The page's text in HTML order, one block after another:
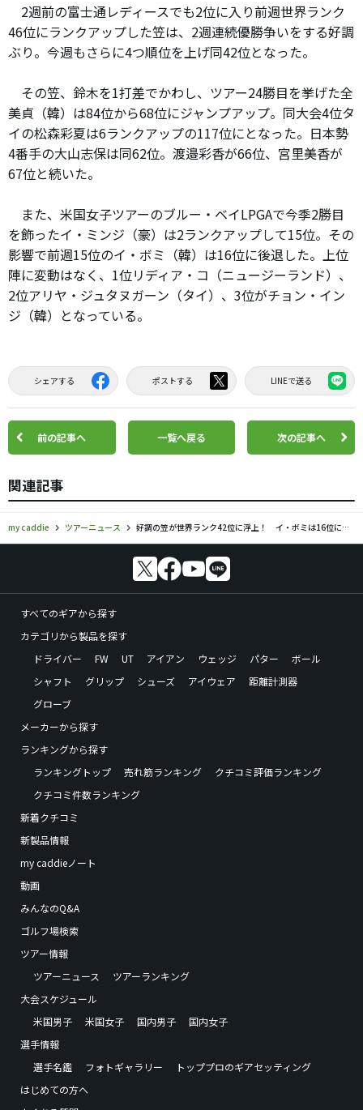
2週前の富士通レディースでも2位に入り前週世界ランク
46位にランクアップした笠は、2週連続優勝争いをする好調
ぶり。今週もさらに4つ順位を上げ同42位となった。
その笠、鈴木を1打差でかわし、ツアー24勝目を挙げた全
美貞（韓）は84位から68位にジャンプアップ。同大会4位タ
イの松森彩夏は6ランクアップの117位にとなった。日本勢
4番手の大山志保は同62位。渡邉彩香が66位、宮里美香が
67位と続いた。
また、米国女子ツアーのブルー・ベイLPGAで今季2勝目
を飾ったイ・ミンジ（豪）は2ランクアップして15位。その
影響で前週15位のイ・ボミ（韓）は16位に後退した。上位
陣に変動はなく、1位リディア・コ（ニュージーランド）、
2位アリヤ・ジュタヌガーン（タイ）、3位がチョン・イン
ジ（韓）となっている。
シェアする ポストする LINEで送る
前の記事へ 一覧へ戻る 次の記事へ
関連記事
my caddie ツアーニュース 好調の笠が世界ランク42位に浮上！ イ・ボミは16位に後退
すべてのギアから探す
カテゴリから製品を探す
ドライバー
FW UT アイアン ウェッジ パター
ボール
シャフト
グリップ シューズ アイウェア
距離計測器
グローブ
メーカーから探す
ランキングから探す
ランキングトップ
売れ筋ランキング
クチコミ評価ランキング
クチコミ件数ランキング
新着クチコミ
新製品情報
my caddieノート
動画
みんなのQ&A
ゴルフ場検索
ツアー情報
ツアーニュース
ツアーランキング
大会スケジュール
米国男子
米国女子 国内男子
国内女子
選手情報
選手名鑑
フォトギャラリー
トッププロのギアセッティング
はじめての方へ